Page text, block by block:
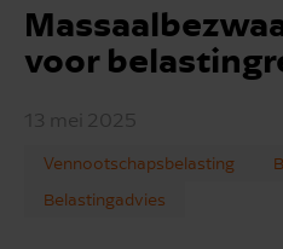
voor
13 mei 2025
Vennootschapsbelasting
Belastingadvies